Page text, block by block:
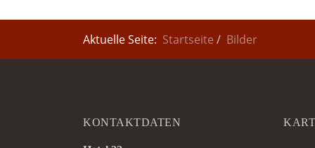
Aktuelle Seite: Startseite Bilder
KONTAKTDATEN